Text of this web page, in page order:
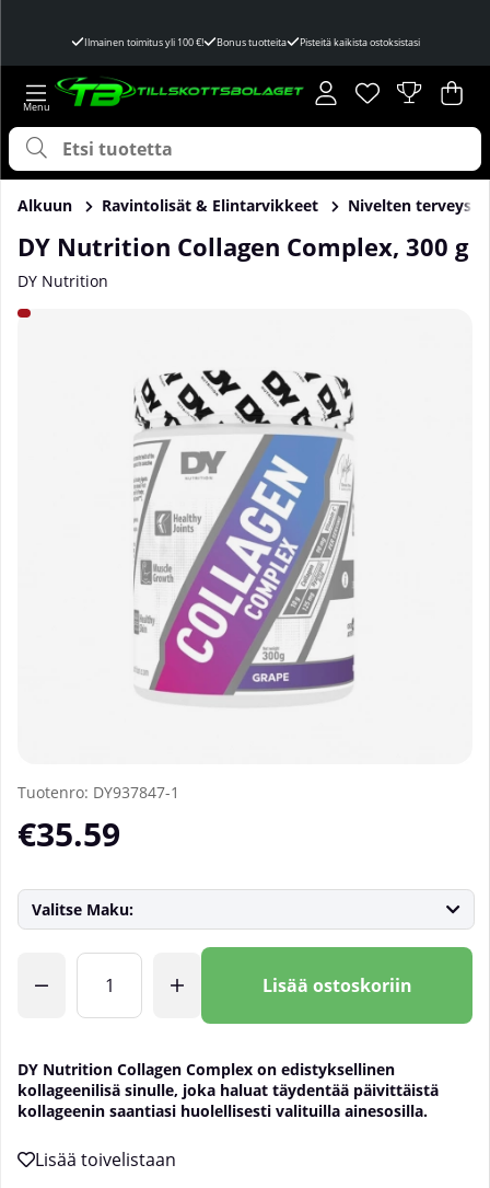
Ilmainen toimitus yli 100 €! Bonus tuotteita Pisteitä kaikista ostoksistasi
Toivelista
Lukumäärä
. .
Alkuun Ravintolisät & Elintarvikkeet Nivelten terveys
DY Nutrition Collagen Complex, 300 g
DY Nutrition
Tuotekuvat DY Nutrition Collagen Complex, 300 g
Tuotenro: DY937847-1
€35.59
Valitse Maku:
Lisää ostoskoriin
DY Nutrition Collagen Complex on edistyksellinen
kollageenilisä sinulle, joka haluat täydentää päivittäistä
kollageenin saantiasi huolellisesti valituilla ainesosilla.